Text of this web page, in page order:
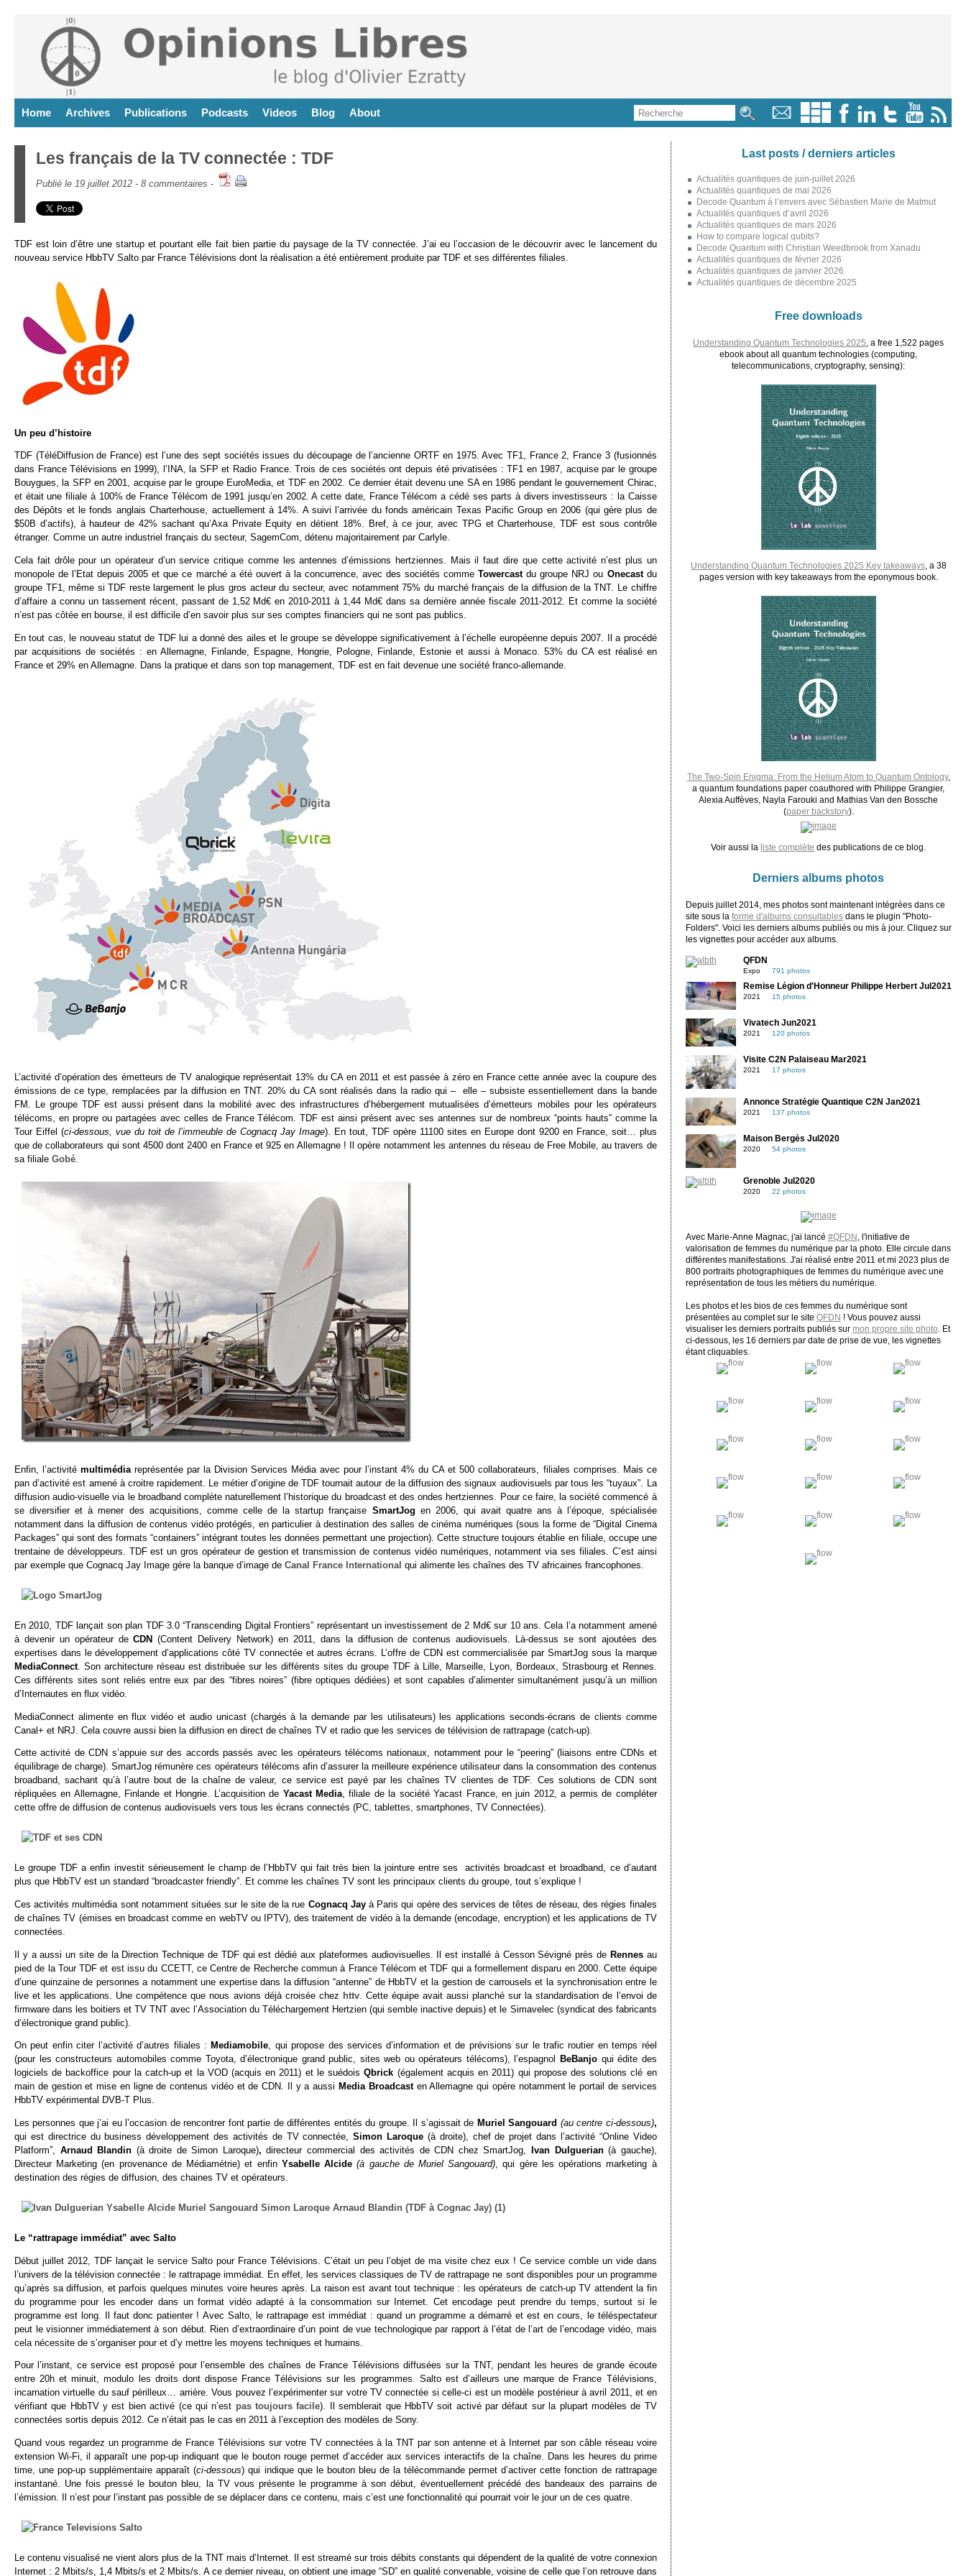
Home Archives Publications Podcasts Videos Blog About
Les français de la TV connectée : TDF
Publié le 19 juillet 2012 - 8 commentaires -
TDF est loin d’être une startup et pourtant elle fait bien partie du paysage de la TV connectée. J’ai eu l’occasion de le découvrir avec le lancement du
nouveau service HbbTV Salto par France Télévisions dont la réalisation a été entièrement produite par TDF et ses différentes filiales.
Un peu d’histoire
TDF (TéléDiffusion de France) est l’une des sept sociétés issues du découpage de l’ancienne ORTF en 1975. Avec TF1, France 2, France 3 (fusionnés
dans France Télévisions en 1999), l’INA, la SFP et Radio France. Trois de ces sociétés ont depuis été privatisées : TF1 en 1987, acquise par le groupe
Bouygues, la SFP en 2001, acquise par le groupe EuroMedia, et TDF en 2002. Ce dernier était devenu une SA en 1986 pendant le gouvernement Chirac,
et était une filiale à 100% de France Télécom de 1991 jusqu’en 2002. A cette date, France Télécom a cédé ses parts à divers investisseurs : la Caisse
des Dépôts et le fonds anglais Charterhouse, actuellement à 14%. A suivi l’arrivée du fonds américain Texas Pacific Group en 2006 (qui gère plus de
$50B d’actifs), à hauteur de 42% sachant qu’Axa Private Equity en détient 18%. Bref, à ce jour, avec TPG et Charterhouse, TDF est sous contrôle
étranger. Comme un autre industriel français du secteur, SagemCom, détenu majoritairement par Carlyle.
Cela fait drôle pour un opérateur d’un service critique comme les antennes d’émissions hertziennes. Mais il faut dire que cette activité n’est plus un
monopole de l’Etat depuis 2005 et que ce marché a été ouvert à la concurrence, avec des sociétés commeTowercastdu groupe NRJ ou Onecast du
groupe TF1, même si TDF reste largement le plus gros acteur du secteur, avec notamment 75% du marché français de la diffusion de la TNT. Le chiffre
d’affaire a connu un tassement récent, passant de 1,52 Md€ en 2010-2011 à 1,44 Md€ dans sa dernière année fiscale 2011-2012. Et comme la société
n’est pas côtée en bourse, il est difficile d’en savoir plus sur ses comptes financiers qui ne sont pas publics.
En tout cas, le nouveau statut de TDF lui a donné des ailes et le groupe se développe significativement à l’échelle européenne depuis 2007. Il a procédé
par acquisitions de sociétés : en Allemagne, Finlande, Espagne, Hongrie, Pologne, Finlande, Estonie et aussi à Monaco. 53% du CA est réalisé en
France et 29% en Allemagne. Dans la pratique et dans son top management, TDF est en fait devenue une société franco-allemande.
L’activité d’opération des émetteurs de TV analogique représentait 13% du CA en 2011 et est passée à zéro en France cette année avec la coupure des
émissions de ce type, remplacées par la diffusion en TNT. 20% du CA sont réalisés dans la radio qui – elle – subsiste essentiellement dans la bande
FM. Le groupe TDF est aussi présent dans la mobilité avec des infrastructures d’hébergement mutualisées d’émetteurs mobiles pour les opérateurs
télécoms, en propre ou partagées avec celles de France Télécom. TDF est ainsi présent avec ses antennes sur de nombreux “points hauts” comme la
Tour Eiffel (ci-dessous, vue du toit de l’immeuble de Cognacq Jay Image). En tout, TDF opère 11100 sites en Europe dont 9200 en France, soit… plus
que de collaborateurs qui sont 4500 dont 2400 en France et 925 en Allemagne ! Il opère notamment les antennes du réseau de Free Mobile, au travers de
sa filiale Gobé
Enfin, l’activitémultimédiareprésentée par la Division Services Média avec pour l’instant 4% du CA et 500 collaborateurs, filiales comprises. Mais ce
pan d’activité est amené à croitre rapidement. Le métier d’origine de TDF tournait autour de la diffusion des signaux audiovisuels par tous les “tuyaux”. La
diffusion audio-visuelle via le broadband complète naturellement l’historique du broadcast et des ondes hertziennes. Pour ce faire, la société commencé à
se diversifier et à mener des acquisitions, comme celle de la startup française SmartJog en 2006, qui avait quatre ans à l’époque, spécialisée
notamment dans la diffusion de contenus vidéo protégés, en particulier à destination des salles de cinéma numériques (sous la forme de “Digital Cinema
Packages” qui sont des formats “containers” intégrant toutes les données permettant une projection). Cette structure toujours établie en filiale, occupe une
trentaine de développeurs. TDF est un gros opérateur de gestion et transmission de contenus vidéo numériques, notamment via ses filiales. C’est ainsi
par exemple que Cognacq Jay Image gère la banque d’image de Canal France International qui alimente les chaînes des TV africaines francophones.
En 2010, TDF lançait son plan TDF 3.0 “Transcending Digital Frontiers” représentant un investissement de 2 Md€ sur 10 ans. Cela l’a notamment amené
à devenir un opérateur deCDN (Content Delivery Network) en 2011, dans la diffusion de contenus audiovisuels. Là-dessus se sont ajoutées des
expertises dans le développement d’applications côté TV connectée et autres écrans. L’offre de CDN est commercialisée par SmartJog sous la marque
MediaConnect. Son architecture réseau est distribuée sur les différents sites du groupe TDF à Lille, Marseille, Lyon, Bordeaux, Strasbourg et Rennes.
Ces différents sites sont reliés entre eux par des “fibres noires” (fibre optiques dédiées) et sont capables d’alimenter simultanément jusqu’à un million
d’Internautes en flux vidéo.
MediaConnect alimente en flux vidéo et audio unicast (chargés à la demande par les utilisateurs) les applications seconds-écrans de clients comme
Canal+ et NRJ. Cela couvre aussi bien la diffusion en direct de chaînes TV et radio que les services de télévision de rattrapage (catch-up).
Cette activité de CDN s’appuie sur des accords passés avec les opérateurs télécoms nationaux, notamment pour le “peering” (liaisons entre CDNs et
équilibrage de charge). SmartJog rémunère ces opérateurs télécoms afin d’assurer la meilleure expérience utilisateur dans la consommation des contenus
broadband, sachant qu’à l’autre bout de la chaîne de valeur, ce service est payé par les chaînes TV clientes de TDF. Ces solutions de CDN sont
répliquées en Allemagne, Finlande et Hongrie. L’acquisition de Yacast Media, filiale de la société Yacast France, en juin 2012, a permis de compléter
cette offre de diffusion de contenus audiovisuels vers tous les écrans connectés (PC, tablettes, smartphones, TV Connectées).
Le groupe TDF a enfin investit sérieusement le champ de l’HbbTV qui fait très bien la jointure entre ses activités broadcast et broadband, ce d’autant
plus que HbbTV est un standard “broadcaster friendly”. Et comme les chaînes TV sont les principaux clients du groupe, tout s’explique !
Ces activités multimédia sont notamment situées sur le site de la rue Cognacq Jayà Paris qui opère des services de têtes de réseau, des régies finales
de chaînes TV (émises en broadcast comme en webTV ou IPTV), des traitement de vidéo à la demande (encodage, encryption) et les applications de TV
connectées.
Il y a aussi un site de la Direction Technique de TDF qui est dédié aux plateformes audiovisuelles. Il est installé à Cesson Sévigné près de Rennesau
pied de la Tour TDF et est issu du CCETT, ce Centre de Recherche commun à France Télécom et TDF qui a formellement disparu en 2000. Cette équipe
d’une quinzaine de personnes a notamment une expertise dans la diffusion “antenne” de HbbTV et la gestion de carrousels et la synchronisation entre le
live et les applications. Une compétence que nous avions déjà croisée chez httv. Cette équipe avait aussi planché sur la standardisation de l’envoi de
firmware dans les boitiers et TV TNT avec l’Association du Téléchargement Hertzien (qui semble inactive depuis) et le Simavelec (syndicat des fabricants
d’électronique grand public).
On peut enfin citer l’activité d’autres filiales : Mediamobile, qui propose des services d’information et de prévisions sur le trafic routier en temps réel
(pour les constructeurs automobiles comme Toyota, d’électronique grand public, sites web ou opérateurs télécoms), l’espagnol
BeBanjo qui édite des
logiciels de backoffice pour la catch-up et la VOD (acquis en 2011) et le suédoisQbrick (également acquis en 2011) qui propose des solutions clé en
main de gestion et mise en ligne de contenus vidéo et de CDN. Il y a aussi Media Broadcasten Allemagne qui opère notamment le portail de services
HbbTV expérimental DVB-T Plus.
Les personnes que j’ai eu l’occasion de rencontrer font partie de différentes entités du groupe. Il s’agissait de Muriel Sangouard (au centre ci-dessous),
qui est directrice du business développement des activités de TV connectée,Simon Laroque (à droite), chef de projet dans l’activité “Online Video
Platform”, Arnaud Blandin (à droite de Simon Laroque),directeur commercial des activités de CDN chez SmartJog, Ivan Dulguerian(à gauche),
Directeur Marketing (en provenance de Médiamétrie) et enfin Ysabelle Alcide(à gauche de Muriel Sangouard), qui gère les opérations marketing à
destination des régies de diffusion, des chaines TV et opérateurs.
Le “rattrapage immédiat” avec Salto
Début juillet 2012, TDF lançait le service Salto pour France Télévisions. C’était un peu l’objet de ma visite chez eux ! Ce service comble un vide dans
l’univers de la télévision connectée : le rattrapage immédiat. En effet, les services classiques de TV de rattrapage ne sont disponibles pour un programme
qu’après sa diffusion, et parfois quelques minutes voire heures après. La raison est avant tout technique : les opérateurs de catch-up TV attendent la fin
du programme pour les encoder dans un format vidéo adapté à la consommation sur Internet. Cet encodage peut prendre du temps, surtout si le
programme est long. Il faut donc patienter ! Avec Salto, le rattrapage est immédiat : quand un programme a démarré et est en cours, le téléspectateur
peut le visionner immédiatement à son début. Rien d’extraordinaire d’un point de vue technologique par rapport à l’état de l’art de l’encodage vidéo, mais
cela nécessite de s’organiser pour et d’y mettre les moyens techniques et humains.
Pour l’instant, ce service est proposé pour l’ensemble des chaînes de France Télévisions diffusées sur la TNT, pendant les heures de grande écoute
entre 20h et minuit, modulo les droits dont dispose France Télévisions sur les programmes. Salto est d’ailleurs une marque de France Télévisions,
incarnation virtuelle du sauf périlleux… arrière. Vous pouvez l’expérimenter sur votre TV connectée si celle-ci est un modèle postérieur à avril 2011, et en
vérifiant que HbbTV y est bien activé (ce qui n’est pas toujours facile). Il semblerait que HbbTV soit activé par défaut sur la plupart modèles de TV
connectées sortis depuis 2012. Ce n’était pas le cas en 2011 à l’exception des modèles de Sony.
Quand vous regardez un programme de France Télévisions sur votre TV connectées à la TNT par son antenne et à Internet par son câble réseau voire
extension Wi-Fi, il apparaît une pop-up indiquant que le bouton rouge permet d’accéder aux services interactifs de la chaîne. Dans les heures du prime
time, une pop-up supplémentaire apparaît (ci-dessous) qui indique que le bouton bleu de la télécommande permet d’activer cette fonction de rattrapage
instantané. Une fois pressé le bouton bleu, la TV vous présente le programme à son début, éventuellement précédé des bandeaux des parrains de
l’émission. Il n’est pour l’instant pas possible de se déplacer dans ce contenu, mais c’est une fonctionnalité qui pourrait voir le jour un de ces quatre.
Le contenu visualisé ne vient alors plus de la TNT mais d’Internet. Il est streamé sur trois débits constants qui dépendent de la qualité de votre connexion
Internet : 2 Mbits/s, 1,4 Mbits/s et 2 Mbits/s. A ce dernier niveau, on obtient une image “SD” en qualité convenable, voisine de celle que l’on retrouve dans
Last posts / derniers articles
Actualités quantiques de juin-juillet 2026
Actualités quantiques de mai 2026
Decode Quantum à l’envers avec Sébastien Marie de Matmut
Actualités quantiques d’avril 2026
Actualités quantiques de mars 2026
How to compare logical qubits?
Decode Quantum with Christian Weedbrook from Xanadu
Actualités quantiques de février 2026
Actualités quantiques de janvier 2026
Actualités quantiques de décembre 2025
Free downloads
Understanding Quantum Technologies 2025 , a free 1,522 pages
ebook about all quantum technologies (computing,
telecommunications, cryptography, sensing):
Understanding Quantum Technologies 2025 Key takeaways, a 38
pages version with key takeaways from the eponymous book.
The Two-Spin Enigma: From the Helium Atom to Quantum Ontology,
a quantum foundations paper coauthored with Philippe Grangier,
Alexia Auffèves, Nayla Farouki and Mathias Van den Bossche
(paper backstory).
Voir aussi la liste complète des publications de ce blog.
Derniers albums photos
Depuis juillet 2014, mes photos sont maintenant intégrées dans ce
site sous la forme d'albums consultablesdans le plugin "Photo-
Folders". Voici les derniers albums publiés ou mis à jour. Cliquez sur
les vignettes pour accéder aux albums.
QFDN
Expo 791 photos
Remise Légion d'Honneur Philippe Herbert Jul2021
2021 15 photos
Vivatech Jun2021
2021 120 photos
Visite C2N Palaiseau Mar2021
2021 17 photos
Annonce Stratégie Quantique C2N Jan2021
2021 137 photos
Maison Bergès Jul2020
2020 54 photos
Grenoble Jul2020
2020 22 photos
Avec Marie-Anne Magnac, j'ai lancé #QFDN
, l'initiative de
valorisation de femmes du numérique par la photo. Elle circule dans
différentes manifestations. J'ai réalisé entre 2011 et mi 2023 plus de
800 portraits photographiques de femmes du numérique avec une
représentation de tous les métiers du numérique.
Les photos et les bios de ces femmes du numérique sont
présentées au complet sur le site QFDN ! Vous pouvez aussi
visualiser les derniers portraits publiés sur mon propre site photo . Et
ci-dessous, les 16 derniers par date de prise de vue, les vignettes
étant cliquables.